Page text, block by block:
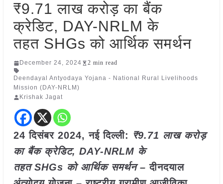
₹9.71 लाख करोड़ का बैंक
क्रेडिट, DAY-NRLM के
तहत SHGs को आर्थिक समर्थन
December 24, 2024 2 min read
Deendayal Antyodaya Yojana - National Rural Livelihoods
Mission (DAY-NRLM)
Krishak Jagat
24 दिसंबर 2024, नई दिल्ली: ₹9.71 लाख करोड़
का बैंक क्रेडिट, DAY-NRLM के
तहत SHGs को आर्थिक समर्थन –दीनदयाल